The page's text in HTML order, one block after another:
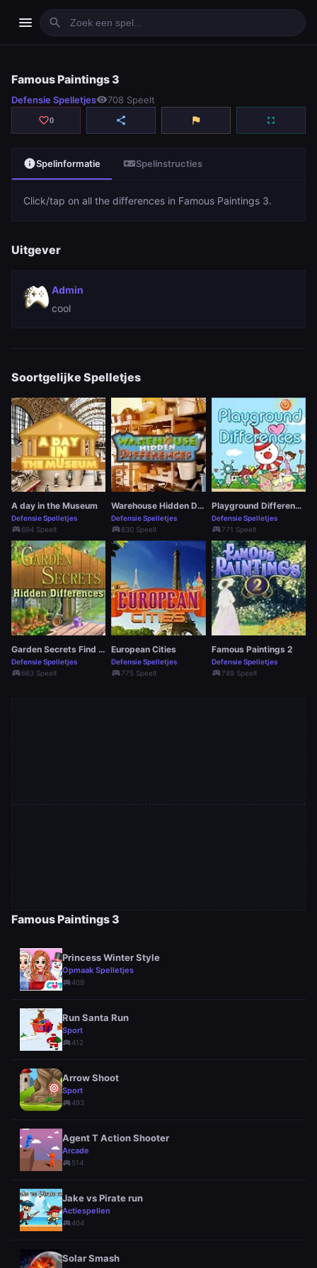
menu search
play_arrowSpelen
Famous Paintings 3
Defensie Spelletjesvisibility708 Speelt
favorite_border0 share flag fullscreen
infoSpelinformatie videogame_assetSpelinstructies
Click/tap on all the differences in Famous Paintings 3.
Uitgever
Admin
cool
Soortgelijke Spelletjes
A day in the Museum
Defensie Spelletjes
sports_esports694 Speelt
Warehouse Hidden Differences
Defensie Spelletjes
sports_esports830 Speelt
Playground Differences
Defensie Spelletjes
sports_esports771 Speelt
Garden Secrets Find the Differences
Defensie Spelletjes
sports_esports663 Speelt
European Cities
Defensie Spelletjes
sports_esports775 Speelt
Famous Paintings 2
Defensie Spelletjes
sports_esports789 Speelt
Famous Paintings 3
Princess Winter Style
Opmaak Spelletjes
sports_esports409
Run Santa Run
Sport
sports_esports412
Arrow Shoot
Sport
sports_esports493
Agent T Action Shooter
Arcade
sports_esports514
Jake vs Pirate run
Actiespellen
sports_esports404
Solar Smash